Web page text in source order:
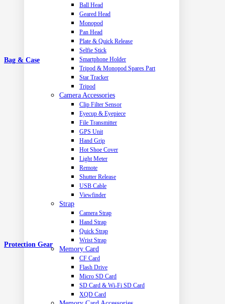
Ball Head
Geared Head
Monopod
Pan Head
Plate & Quick Release
Selfie Stick
Smartphone Holder
Tripod & Monopod Spares Part
Star Tracker
Tripod
Camera Accessories
Clip Filter Sensor
Eyecup & Eyepiece
File Transmitter
GPS Unit
Hand Grip
Hot Shoe Cover
Light Meter
Remote
Shutter Release
USB Cable
Viewfinder
Strap
Camera Strap
Hand Strap
Quick Strap
Wrist Strap
Memory Card
CF Card
Flash Drive
Micro SD Card
SD Card & Wi-Fi SD Card
XQD Card
Bag & Case
Protection Gear